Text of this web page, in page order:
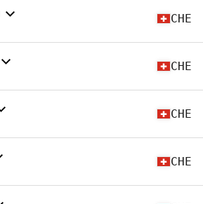
CHE
CHE
CHE
CHE